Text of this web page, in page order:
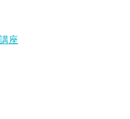
座